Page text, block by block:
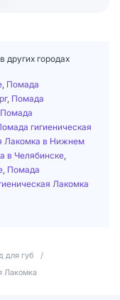
других городах
Помада
, Помада
Помада
гигиеническая
Лакомка в Нижнем
в Челябинске
Помада
Лакомка
для губ
/
Лакомка